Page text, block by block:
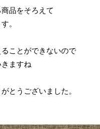
品をそろえて
。
ことができないので
ますね
とうございました。